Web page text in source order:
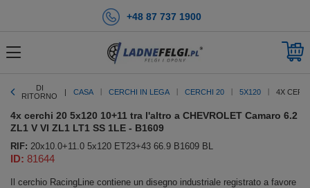
+48 87 737 1900
DI
RITORNO
CASA CERCHI IN LEGA CERCHI 20 5X120 4X
4x cerchi 20 5x120 10+11 tra l'altro a CHEVROLET Camaro 6.2
ZL1 V VI ZL1 LT1 SS 1LE - B1609
RIF: 20x10.0+11.0 5x120 ET23+43 66.9 B1609 BL
ID: 81644
Il cerchio RacingLine contiene un disegno industriale registrato a favore